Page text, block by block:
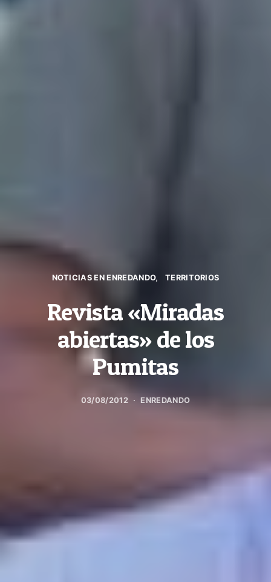
NOTICIAS EN ENREDANDO TERRITORIOS
Revista «Miradas
abiertas» de los
Pumitas
03/08/2012 ENREDANDO